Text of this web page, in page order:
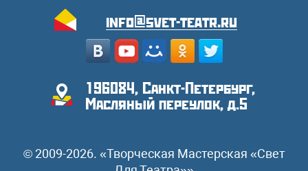
info@svet-teatr.ru
196084, Санкт-Петербург,
Масляный переулок, д.5
© 2009-2026. «Творческая Мастерская «Свет